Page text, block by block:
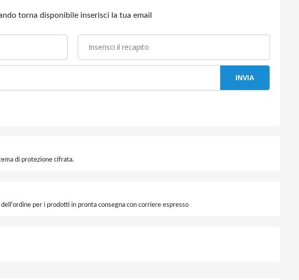
torna disponibile inserisci la tua email
INVIA
di protezione cifrata.
per i prodotti in pronta consegna con corriere espresso